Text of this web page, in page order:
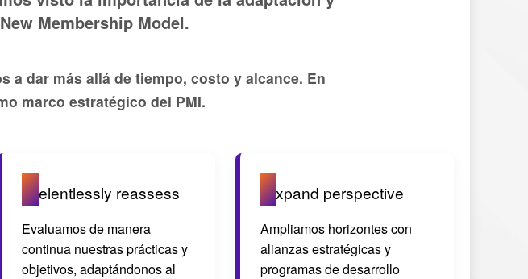
Membership Model.
a dar más allá de tiempo, costo y alcance. En
marco estratégico del PMI.
Relentlessly reassess
Evaluamos de manera
continua nuestras prácticas y
objetivos, adaptándonos al
Expand perspective
Ampliamos horizontes con
alianzas estratégicas y
programas de desarrollo